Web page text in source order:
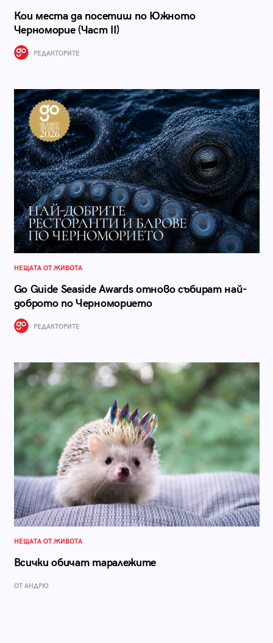
Кои места да посетиш по Южното
Черноморие (Част II)
РЕДАКТОРИТЕ
НЕЩАТА ОТ ЖИВОТА
Go Guide Seaside Awards отново събират най-
доброто по Черноморието
РЕДАКТОРИТЕ
НЕЩАТА ОТ ЖИВОТА
Всички обичат таралежите
ОТ АНДРЮ